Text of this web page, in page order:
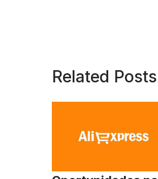
Related Posts